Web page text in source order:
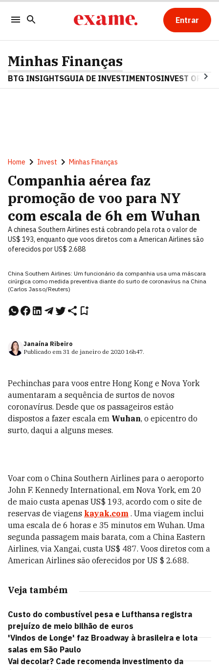
Entrar
Minhas Finanças
BTG INSIGHTSGUIA DE INVESTIMENTOSINVEST OPINA
Home Invest Minhas Finanças
Companhia aérea faz
promoção de voo para NY
com escala de 6h em Wuhan
A chinesa Southern Airlines está cobrando pela rota o valor de
US$ 193, enquanto que voos diretos com a American Airlines são
oferecidos por US$ 2.688
China Southern Airlines: Um funcionário da companhia usa uma máscara
cirúrgica como medida preventiva diante do surto de coronavírus na China
(Carlos Jasso/Reuters)
Janaína Ribeiro
Publicado em 31 de janeiro de 2020 16h47.
Pechinchas para voos entre Hong Kong e Nova York
aumentaram a sequência de surtos de novos
coronavírus. Desde que os passageiros estão
dispostos a fazer escala em Wuhan, o epicentro do
surto, daqui a alguns meses.
Voar com o China Southern Airlines para o aeroporto
John F. Kennedy International, em Nova York, em 20
de maio custa apenas US$ 193, acordo com o site de
reservas de viagens kayak.com . Uma viagem inclui
uma escala de 6 horas e 35 minutos em Wuhan. Uma
segunda passagem mais barata, com a China Eastern
Airlines, via Xangai, custa US$ 487. Voos diretos com a
American Airlines são oferecidos por US $ 2.688.
Veja também
Custo do combustível pesa e Lufthansa registra
prejuízo de meio bilhão de euros
'Vindos de Longe' faz Broadway à brasileira e lota
salas em São Paulo
Vai decolar? Cade recomenda investimento da